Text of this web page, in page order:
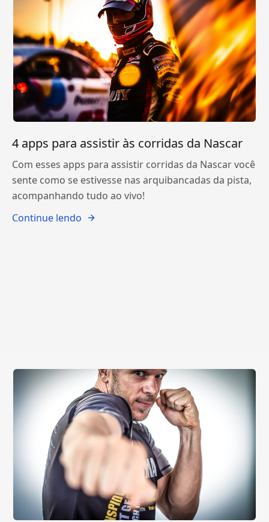
4 apps para assistir às corridas da Nascar
Com esses apps para assistir corridas da Nascar você
sente como se estivesse nas arquibancadas da pista,
acompanhando tudo ao vivo!
Continue lendo